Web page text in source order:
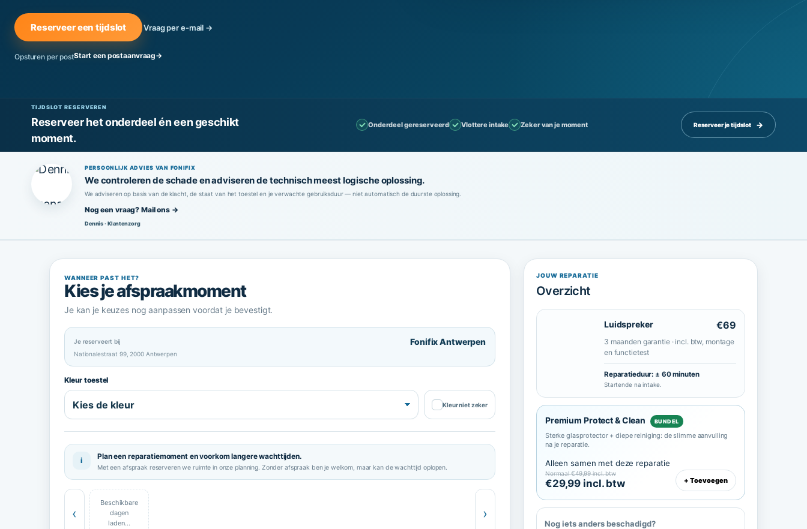
Reserveer een tijdslot Vraag per e-mail →
Opsturen per postStart een postaanvraag→
TIJDSLOT RESERVEREN
Reserveer het onderdeel én een geschikt
moment.
Onderdeel gereserveerd Vlottere intake Zeker van je moment Reserveer je tijdslot
PERSOONLIJK ADVIES VAN FONIFIX
We controleren de schade en adviseren de technisch meest logische oplossing.
We adviseren op basis van de klacht, de staat van het toestel en je verwachte gebruiksduur — niet automatisch de duurste oplossing.
Nog een vraag? Mail ons →
Dennis · Klantenzorg
WANNEER PAST HET?
Kies je afspraakmoment
Je kan je keuzes nog aanpassen voordat je bevestigt.
Je reserveert bij Fonifix Antwerpen
Nationalestraat 99, 2000 Antwerpen
Kleur toestel
Kleur niet zeker
i Plan een reparatiemoment en voorkom langere wachttijden.
Met een afspraak reserveren we ruimte in onze planning. Zonder afspraak ben je welkom, maar kan de wachttijd oplopen.
‹
Beschikbare
dagen
laden…
›
JOUW REPARATIE
Overzicht
Luidspreker €69
3 maanden garantie · incl. btw, montage
en functietest
Reparatieduur: ± 60 minuten
Startende na intake.
Premium Protect & Clean BUNDEL
Sterke glasprotector + diepe reiniging: de slimme aanvulling
na je reparatie.
Alleen samen met deze reparatie
Normaal €49,99 incl. btw
€29,99 incl. btw + Toevoegen
Nog iets anders beschadigd?